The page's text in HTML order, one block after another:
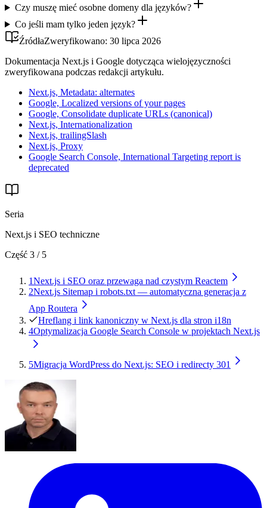
Czy muszę mieć osobne domeny dla języków?
Co jeśli mam tylko jeden język?
ŹródłaZweryfikowano: 30 lipca 2026
Dokumentacja Next.js i Google dotycząca wielojęzyczności
zweryfikowana podczas redakcji artykułu.
Next.js, Metadata: alternates
Google, Localized versions of your pages
Google, Consolidate duplicate URLs (canonical)
Next.js, Internationalization
Next.js, trailingSlash
Next.js, Proxy
Google Search Console, International Targeting report is
deprecated
Seria
Next.js i SEO techniczne
Część 3 / 5
1Next.js i SEO oraz przewaga nad czystym Reactem
2Next.js Sitemap i robots.txt — automatyczna generacja z
App Routera
Hreflang i link kanoniczny w Next.js dla stron i18n
4Optymalizacja Google Search Console w projektach Next.js
5Migracja WordPress do Next.js: SEO i redirecty 301